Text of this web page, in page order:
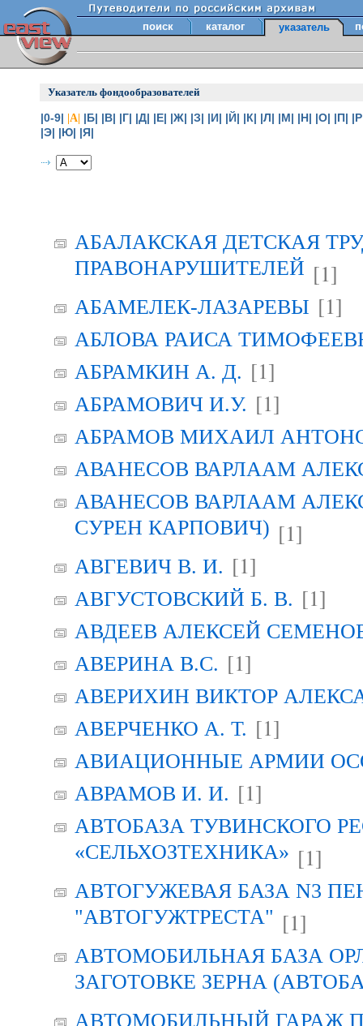
поиск каталог указатель
Указатель фондообразователей
|0-9| |А| |Б| |В| |Г| |Д| |Е| |Ж| |З| |И| |Й| |К| |Л| |М| |Н| |О| |П|
|Э| |Ю| |Я|
АБАЛАКСКАЯ ДЕТСКАЯ
ПРАВОНАРУШИТЕЛЕЙ [1]
АБАМЕЛЕК-ЛАЗАРЕВЫ [1]
АБЛОВА РАИСА
АБРАМКИН А. Д. [1]
АБРАМОВИЧ И.У. [1]
АБРАМОВ МИХАИЛ
АВАНЕСОВ ВАРЛААМ
АВАНЕСОВ ВАРЛААМ
СУРЕН КАРПОВИЧ) [1]
АВГЕВИЧ В. И. [1]
АВГУСТОВСКИЙ Б. В. [1]
АВДЕЕВ АЛЕКСЕЙ
АВЕРИНА B.C. [1]
АВЕРИХИН ВИКТОР
АВЕРЧЕНКО А. Т. [1]
АВИАЦИОННЫЕ АРМИИ
АВРАМОВ И. И. [1]
АВТОБАЗА ТУВИНСКОГО
«СЕЛЬХОЗТЕХНИКА» [1]
АВТОГУЖЕВАЯ БАЗА N3
"АВТОГУЖТРЕСТА" [1]
АВТОМОБИЛЬНАЯ БАЗА
ЗАГОТОВКЕ ЗЕРНА
АВТОМОБИЛЬНЫЙ ГАРАЖ